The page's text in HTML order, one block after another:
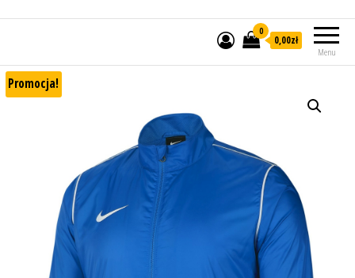
Menu
0
0,00zł
Promocja!